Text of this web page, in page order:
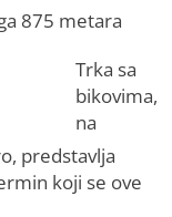
875 metara
Trka sa
bikovima,
na
predstavlja
koji se ove